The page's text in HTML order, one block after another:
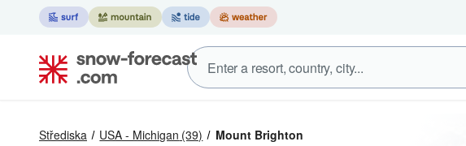
Střediska USA - Michigan (39) Mount Brighton